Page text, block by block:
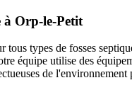
à Orp-le-Petit
tous types de fosses
équipe utilise des
de